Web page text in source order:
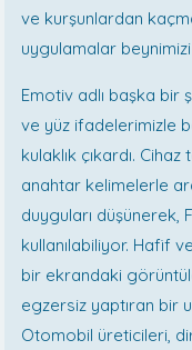
ve kurşunlardan
uygulamalar
Emotiv adlı başka bir
ve yüz ifadelerimizle
kulaklık çıkardı.
anahtar kelimelerle
duyguları
kullanılabiliyor. Hafif
bir ekrandaki
egzersiz yaptıran bir
Otomobil üreticileri,